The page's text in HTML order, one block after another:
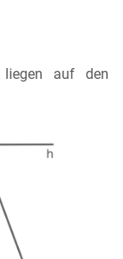
liegen auf den